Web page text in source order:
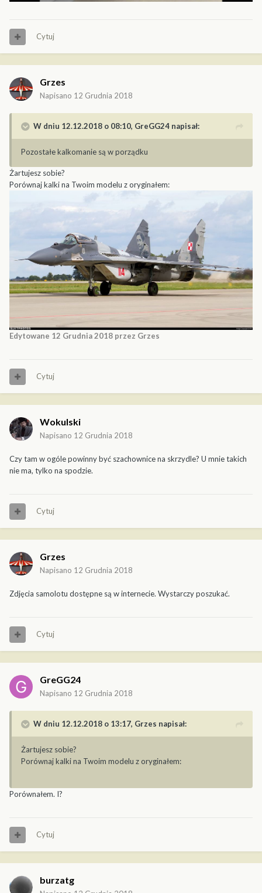
Cytuj
Grzes
Napisano 12 Grudnia 2018
W dniu 12.12.2018 o 08:10, GreGG24 napisał:
Pozostałe kalkomanie są w porządku
Żartujesz sobie?
Porównaj kalki na Twoim modelu z oryginałem:
Edytowane 12 Grudnia 2018 przez Grzes
Cytuj
Wokulski
Napisano 12 Grudnia 2018
Czy tam w ogóle powinny być szachownice na skrzydle? U mnie takich
nie ma, tylko na spodzie.
Cytuj
Grzes
Napisano 12 Grudnia 2018
Zdjęcia samolotu dostępne są w internecie. Wystarczy poszukać.
Cytuj
GreGG24
Napisano 12 Grudnia 2018
W dniu 12.12.2018 o 13:17, Grzes napisał:
Żartujesz sobie?
Porównaj kalki na Twoim modelu z oryginałem:
Porównałem. I?
Cytuj
burzatg